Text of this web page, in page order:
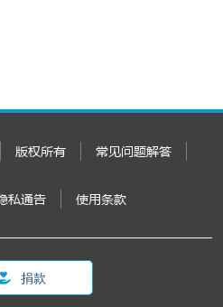
版权所有 常见问题解答
私通告 使用条款
捐款